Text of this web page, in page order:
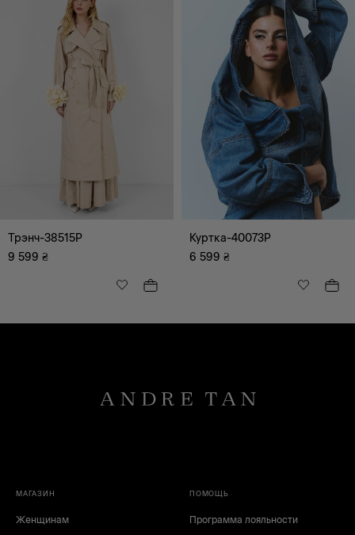
Трэнч-38515P
9 599 ₴
Куртка-40073P
6 599 ₴
МАГАЗИН
Женщинам
ПОМОЩЬ
Программа лояльности